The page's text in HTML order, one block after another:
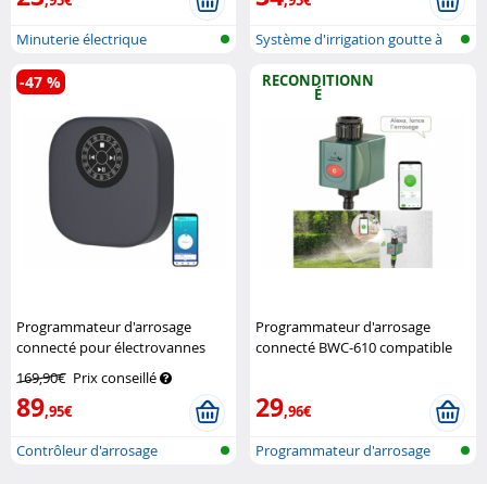
Minuterie électrique
d'irrigation
Système d'irrigation goutte à
Programmateur d'arrosage
connecté pour électrovannes
169,90€ Prix conseillé
89,95€
-47 %
Contrôleur d'arrosage
RECONDITIONN
É
Programmateur d'arrosage
connecté BWC-610 compatible
29,96€
Programmateur d'arrosage